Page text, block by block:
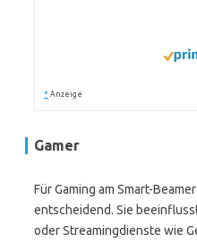
* Anzeige
Gamer
Für Gaming am Smart-
entscheidend. Sie
oder Streamingdienste wie